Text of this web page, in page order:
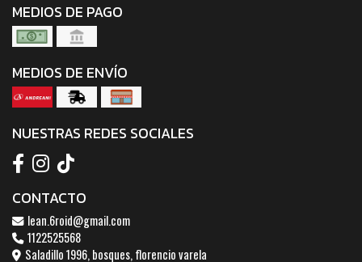
MEDIOS DE PAGO
MEDIOS DE ENVÍO
NUESTRAS REDES SOCIALES
CONTACTO
lean.6roid@gmail.com
1122525568
Saladillo 1996, bosques, florencio varela